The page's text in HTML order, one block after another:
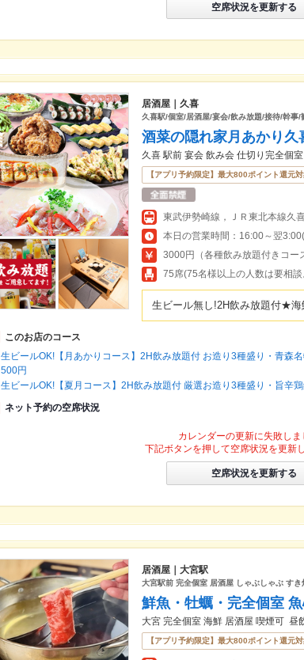
空席状況を更新する
居酒屋｜久喜
久喜駅/個室/居酒屋/宴会/飲み放題/接待/幹事
酒菜の隠れ家月あかり久
久喜 駅前 宴会 飲み会 仕切り完全個室
【アプリ予約限定】最大800ポイント還元
東武伊勢崎線，ＪＲ東北本線久
本日の営業時間：16:00～翌
3000円（各種飲み放題付きコー
75席(75名様以上の人数は要相
生ビール無し!2H飲み放題付★海
このお店のコース
生ビールOK!【月あかりコース】2H飲み放題付 お造り3種盛り・青森
500円
生ビールOK!【夏月コース】2H飲み放題付 厳選お造り3種盛り・旨辛
ネット予約の空席状況
カレンダーの更新に失敗しま
下記ボタンを押して空席状況を更新
空席状況を更新する
居酒屋｜大宮駅
大宮駅前 完全個室 居酒屋 しゃぶしゃぶ す
鮮魚・牡蠣・完全個室
大宮 完全個室 海鮮 居酒屋 喫煙可 昼
【アプリ予約限定】最大800ポイント還元